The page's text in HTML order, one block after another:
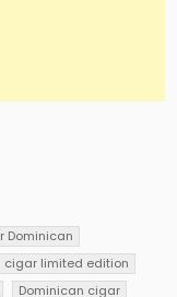
Dominican
cigar limited edition
Dominican cigar